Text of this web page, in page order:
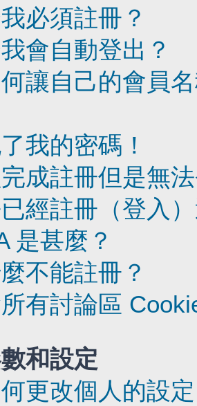
必須註冊？
會自動登出？
讓自己的會員
我的密碼！
成註冊但是無
經註冊（登入
是甚麼？
不能註冊？
所有討論區
和設定
更改個人的設